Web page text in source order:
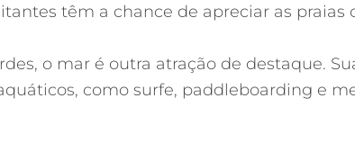
têm a chance de apreciar as
o mar é outra atração de destaque.
como surfe, paddleboarding e